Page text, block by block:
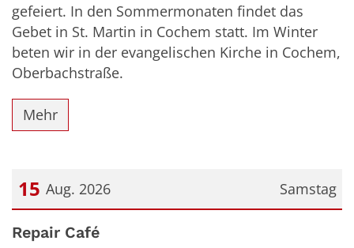
gefeiert. In den Sommermonaten findet das
Gebet in St. Martin in Cochem statt. Im Winter
beten wir in der evangelischen Kirche in Cochem,
Oberbachstraße.
Mehr
Samstag
15 Aug. 2026
Datum: 15. August 2026
Repair Café